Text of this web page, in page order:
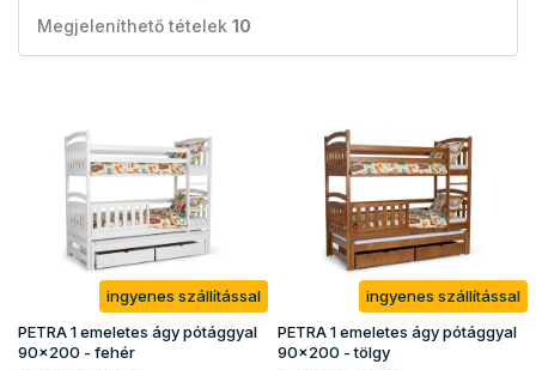
Megjeleníthető tételek 10
i
s
ingyenes szállítással
PETRA 1 emeletes ágy pótággyal
90x200 - fehér
ingyenes szállítással
PETRA 1 emeletes ágy pótággyal
90x200 - tölgy